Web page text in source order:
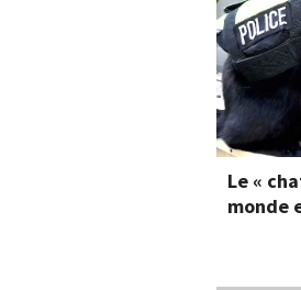
Le «
monde